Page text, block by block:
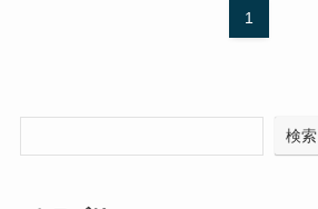
1
検索